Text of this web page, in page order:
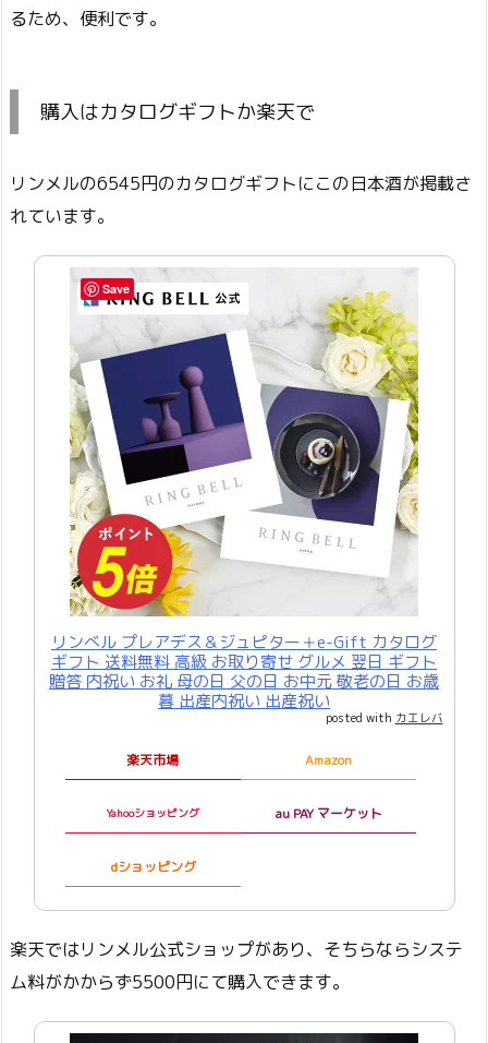
るため、便利です。
購入はカタログギフトか楽天で
リンメルの6545円のカタログギフトにこの日本酒が掲載さ
れています。
リンべル プレアデス＆ジュピター＋e-Gift カタログ
ギフト 送料無料 高級 お取り寄せ グルメ 翌日 ギフト
贈答 内祝い お礼 母の日 父の日 お中元 敬老の日 お歳
暮 出産内祝い 出産祝い
posted with カエレバ
楽天市場 Amazon
Yahooショッピング au PAY マーケット
dショッピング
楽天ではリンメル公式ショップがあり、そちらならシステ
ム料がかからず5500円にて購入できます。
Save